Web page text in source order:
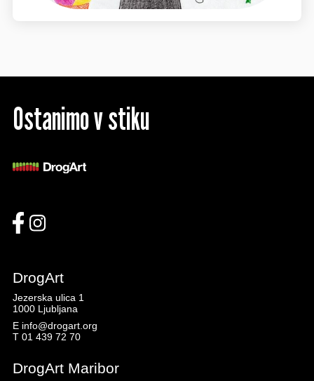
Ostanimo v stiku
DrogArt
Jezerska ulica 1
1000 Ljubljana
E info@drogart.org
T 01 439 72 70
DrogArt Maribor